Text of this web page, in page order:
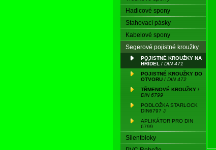
Hadicové spony
Stahovací pásky
Kabelové spony
Segerové pojistné kroužky
POJISTNÉ KROUŽKY NA
HŘÍDEL / DIN 471
POJISTNÉ KROUŽKY DO
OTVORU / DIN 472
TŘMENOVÉ KROUŽKY /
DIN 6799
PODLOŽKA STARLOCK
DIN6797 J
APLIKÁTOR PRO DIN
6799
Silentbloky